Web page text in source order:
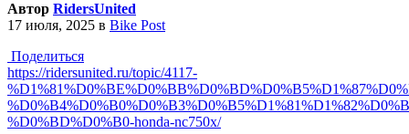
Автор RidersUnited
17 июля, 2025 в Bike Post
Поделиться
https://ridersunited.ru/topic/4117-
%D0%BD%D0%B0-honda-nc750x/